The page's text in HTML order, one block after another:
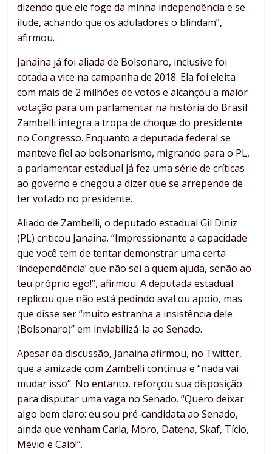
dizendo que ele foge da minha independência e se
ilude, achando que os aduladores o blindam”,
afirmou.
Janaina já foi aliada de Bolsonaro, inclusive foi
cotada a vice na campanha de 2018. Ela foi eleita
com mais de 2 milhões de votos e alcançou a maior
votação para um parlamentar na história do Brasil.
Zambelli integra a tropa de choque do presidente
no Congresso. Enquanto a deputada federal se
manteve fiel ao bolsonarismo, migrando para o PL,
a parlamentar estadual já fez uma série de críticas
ao governo e chegou a dizer que se arrepende de
ter votado no presidente.
Aliado de Zambelli, o deputado estadual Gil Diniz
(PL) criticou Janaina. “Impressionante a capacidade
que você tem de tentar demonstrar uma certa
‘independência’ que não sei a quem ajuda, senão ao
teu próprio ego!”, afirmou. A deputada estadual
replicou que não está pedindo aval ou apoio, mas
que disse ser “muito estranha a insistência dele
(Bolsonaro)” em inviabilizá-la ao Senado.
Apesar da discussão, Janaina afirmou, no Twitter,
que a amizade com Zambelli continua e “nada vai
mudar isso”. No entanto, reforçou sua disposição
para disputar uma vaga no Senado. “Quero deixar
algo bem claro: eu sou pré-candidata ao Senado,
ainda que venham Carla, Moro, Datena, Skaf, Tício,
Mévio e Caio!”.